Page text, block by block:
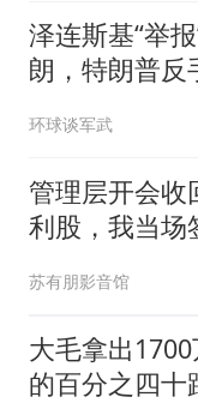
泽连斯基“举
朗，特朗普反
车，美国霸
环球谈军武
管理层开会收
利股，我当场
核心技术授
苏有朋影音馆
大毛拿出
的百分之四十